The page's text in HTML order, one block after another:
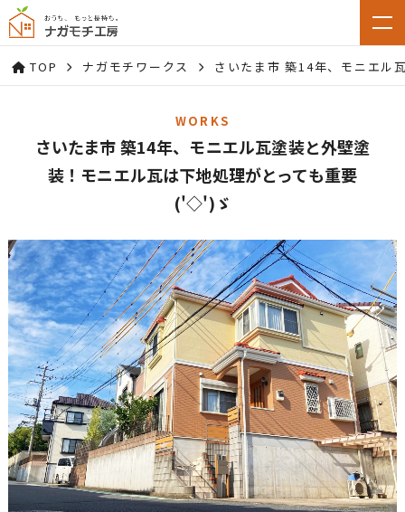
TOP ナガモチワークス さいたま市 築14年、モニエル
WORKS
さいたま市 築14年、モニエル瓦塗装と外壁塗
装！モニエル瓦は下地処理がとっても重要
('◇')ゞ